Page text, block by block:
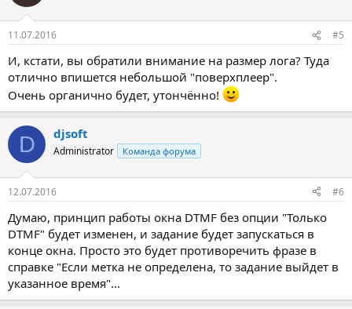
11.07.2016 #5
И, кстати, вы обратили внимание на размер лога? Туда
отлично впишется небольшой "поверхплеер".
Очень органично будет, утончённо!
D djsoft
Administrator Команда форума
12.07.2016 #6
Думаю, принцип работы окна DTMF без опции "Только
DTMF" будет изменен, и задание будет запускаться в
конце окна. Просто это будет противоречить фразе в
справке "Если метка не определена, то задание выйдет в
указанное время"...